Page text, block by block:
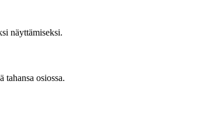
näyttämiseksi.
osiossa.